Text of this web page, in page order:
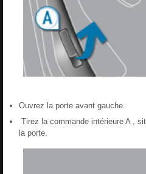
Ouvrez la porte avant gauche.
Tirez la commande intérieure A ,
la porte.